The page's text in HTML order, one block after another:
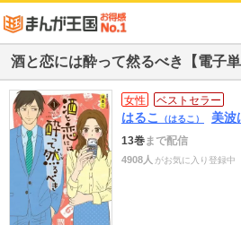
酒と恋には酔って然るべき【電子単
女性 ベストセラー
はるこ （はるこ） 美波
13巻まで配信
4908人 がお気に入り登録中